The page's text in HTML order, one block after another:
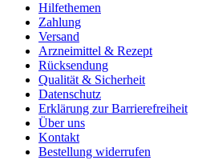
Hilfethemen
Zahlung
Versand
Arzneimittel & Rezept
Rücksendung
Qualität & Sicherheit
Datenschutz
Erklärung zur Barrierefreiheit
Über uns
Kontakt
Bestellung widerrufen